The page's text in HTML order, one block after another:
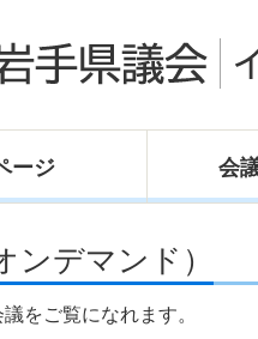
ージ 会
ンデマンド）
をご覧になれます。